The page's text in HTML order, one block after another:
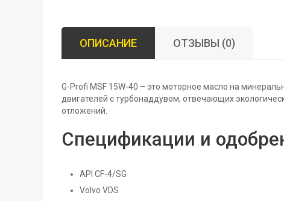
ОПИСАНИЕ ОТЗЫВЫ (0)
G-Profi MSF 15W-40 – это моторное масло на
двигателей с турбонаддувом, отвечающих
отложений.
Спецификации и
API CF-4/SG
Volvo VDS